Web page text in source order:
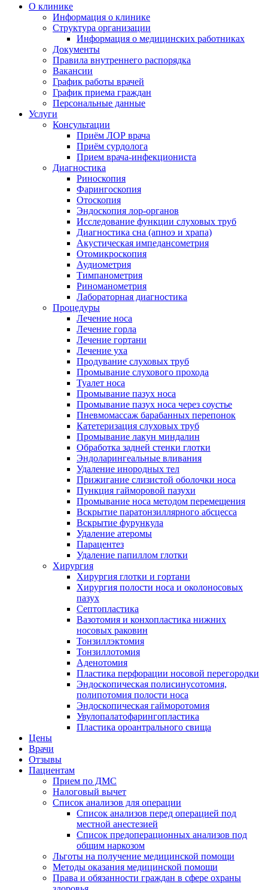
О клинике
Информация о клинике
Структура организации
Информация о медицинских работниках
Документы
Правила внутреннего распорядка
Вакансии
График работы врачей
График приема граждан
Персональные данные
Услуги
Консультации
Приём ЛОР врача
Приём сурдолога
Прием врача-инфекциониста
Диагностика
Риноскопия
Фарингоскопия
Отоскопия
Эндоскопия лор-органов
Исследование функции слуховых труб
Диагностика сна (апноэ и храпа)
Акустическая импедансометрия
Отомикроскопия
Аудиометрия
Тимпанометрия
Риноманометрия
Лабораторная диагностика
Процедуры
Лечение носа
Лечение горла
Лечение гортани
Лечение уха
Продувание слуховых труб
Промывание слухового прохода
Туалет носа
Промывание пазух носа
Промывание пазух носа через соустье
Пневмомассаж барабанных перепонок
Катетеризация слуховых труб
Промывание лакун миндалин
Обработка задней стенки глотки
Эндоларингеальные вливания
Удаление инородных тел
Прижигание слизистой оболочки носа
Пункция гайморовой пазухи
Промывание носа методом перемещения
Вскрытие паратонзиллярного абсцесса
Вскрытие фурункула
Удаление атеромы
Парацентез
Удаление папиллом глотки
Хирургия
Хирургия глотки и гортани
Хирургия полости носа и околоносовых
пазух
Септопластика
Вазотомия и конхопластика нижних
носовых раковин
Тонзиллэктомия
Тонзиллотомия
Аденотомия
Пластика перфорации носовой перегородки
Эндоскопическая полисинусотомия,
полипотомия полости носа
Эндоскопическая гайморотомия
Увулопалатофарингопластика
Пластика ороантрального свища
Цены
Врачи
Отзывы
Пациентам
Прием по ДМС
Налоговый вычет
Список анализов для операции
Список анализов перед операцией под
местной анестезией
Список предоперационных анализов под
общим наркозом
Льготы на получение медицинской помощи
Методы оказания медицинской помощи
Права и обязанности граждан в сфере охраны